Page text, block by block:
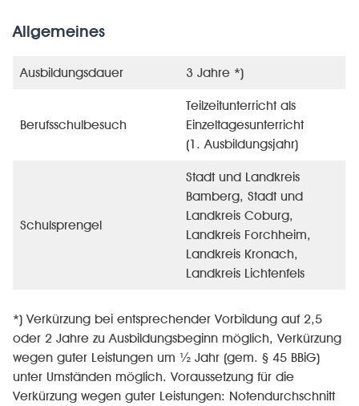
Allgemeines
Ausbildungsdauer 3 Jahre *)
Berufsschulbesuch
Teilzeitunterricht als
Einzeltagesunterricht
(1. Ausbildungsjahr)
Schulsprengel
Stadt und Landkreis
Bamberg, Stadt und
Landkreis Coburg,
Landkreis Forchheim,
Landkreis Kronach,
Landkreis Lichtenfels
*) Verkürzung bei entsprechender Vorbildung auf 2,5
oder 2 Jahre zu Ausbildungsbeginn möglich, Verkürzung
wegen guter Leistungen um ½ Jahr (gem. § 45 BBiG)
unter Umständen möglich. Voraussetzung für die
Verkürzung wegen guter Leistungen: Notendurchschnitt